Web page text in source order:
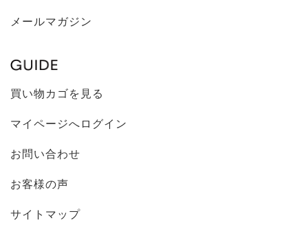
メールマガジン
買い物カゴを見る
マイページへログイン
お問い合わせ
お客様の声
サイトマップ